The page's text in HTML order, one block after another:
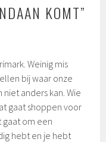
KOMT”
Weinig mis
bij waar onze
anders kan. Wie
gaat shoppen voor
gaat om een
hebt en je hebt